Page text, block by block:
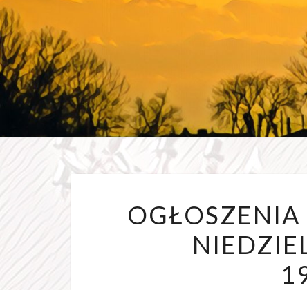
OGŁOSZENIA